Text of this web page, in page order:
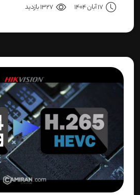
دقیق‌تری را بدانید، این مقاله برای
17 آبان 1404 1327 بازدید